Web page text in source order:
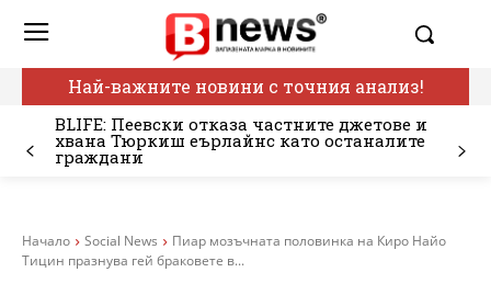
Най-важните новини с точния анализ!
BLIFE: Пеевски отказа частните джетове и
хвана Тюркиш еърлайнс като останалите
граждани
Начало Social News
Пиар мозъчната половинка на Киро Найо
Тицин празнува гей браковете в...